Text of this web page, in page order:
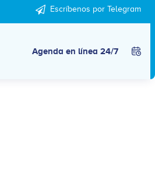
Escríbenos por Telegram
Agenda en línea 24/7